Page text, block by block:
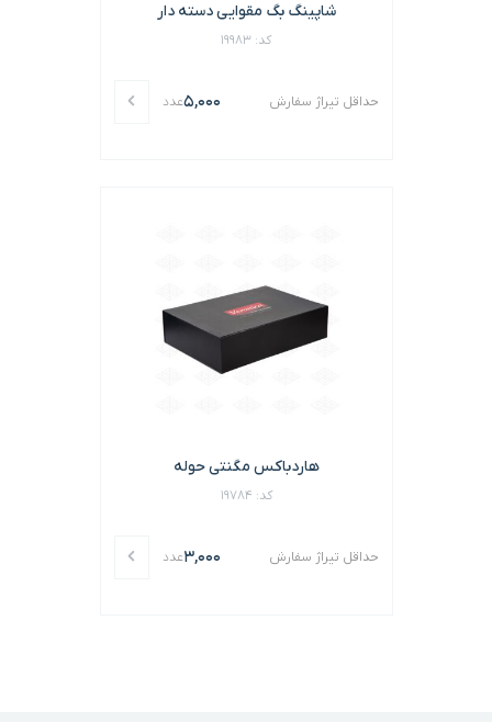
شاپینگ بگ مقوایی دسته دار
کد: 19983
حداقل تیراژ سفارش 5,000عدد
هاردباکس مگنتی حوله
کد: 19784
حداقل تیراژ سفارش 3,000عدد